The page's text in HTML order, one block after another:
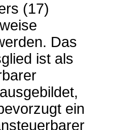
(17)
Das
ist als
ein